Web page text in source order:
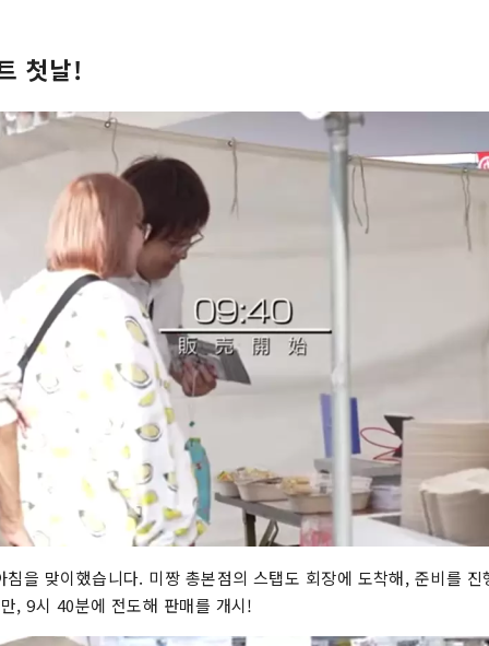
첫날!
침을 맞이했습니다. 미짱 총본점의 스탭도 회장에 도착해, 준비를
, 9시 40분에 전도해 판매를 개시!